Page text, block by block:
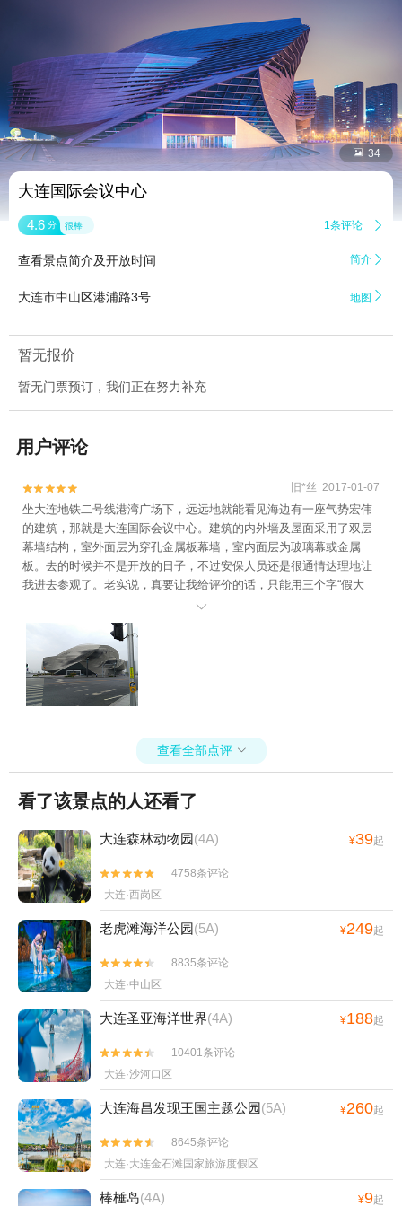
 34
大连国际会议中心
4.6 分 很棒 1条评论 
查看景点简介及开放时间 简介 
大连市中山区港浦路3号 地图 
暂无报价
暂无门票预订，我们正在努力补充
用户评论

 旧*丝 2017-01-07
坐大连地铁二号线港湾广场下，远远地就能看见海边有一座气势宏伟
的建筑，那就是大连国际会议中心。建筑的内外墙及屋面采用了双层
幕墙结构，室外面层为穿孔金属板幕墙，室内面层为玻璃幕或金属
板。去的时候并不是开放的日子，不过安保人员还是很通情达理地让
我进去参观了。老实说，真要让我给评价的话，只能用三个字“假大

查看全部点评 
看了该景点的人还看了
大连森林动物园(4A) ¥39起


4758条评论
大连·西岗区
老虎滩海洋公园(5A) ¥249起


8835条评论
大连·中山区
大连圣亚海洋世界(4A) ¥188起


10401条评论
大连·沙河口区
大连海昌发现王国主题公园(5A) ¥260起


8645条评论
大连·大连金石滩国家旅游度假区
棒棰岛(4A) ¥9起